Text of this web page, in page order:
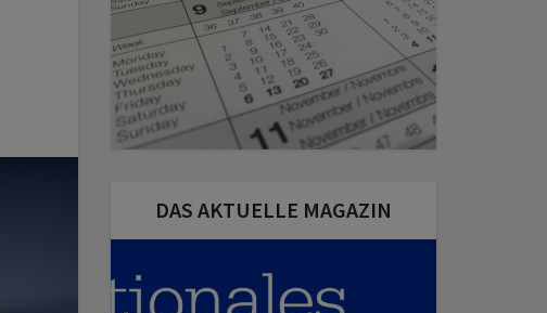
DAS AKTUELLE MAGAZIN